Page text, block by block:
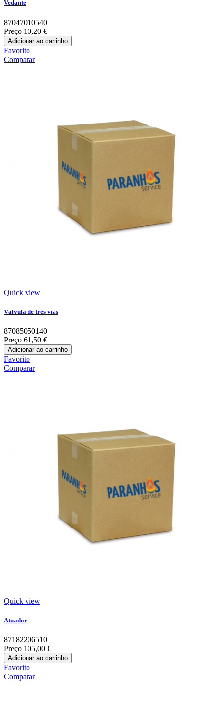
Vedante
87047010540
Preço 10,20 €
Adicionar ao carrinho
Favorito
Comparar
Quick view
Válvula de três vias
87085050140
Preço 61,50 €
Adicionar ao carrinho
Favorito
Comparar
Quick view
Atuador
87182206510
Preço 105,00 €
Adicionar ao carrinho
Favorito
Comparar